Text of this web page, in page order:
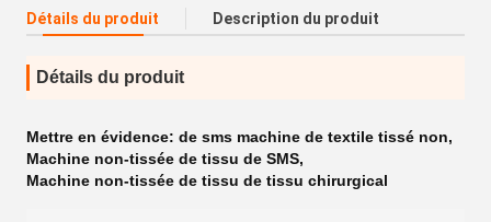
Détails du produit Description du produit
Détails du produit
Mettre en évidence: de sms machine de textile tissé non,
Machine non-tissée de tissu de SMS,
Machine non-tissée de tissu de tissu chirurgical